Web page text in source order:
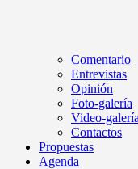
Comentario
Entrevistas
Opinión
Foto-galería
Video-galería
Contactos
Propuestas
Agenda